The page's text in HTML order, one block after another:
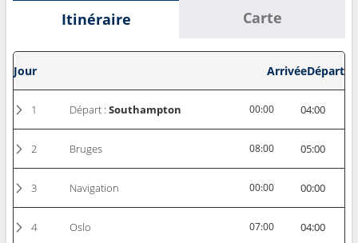
Itinéraire Carte
Jour ArrivéeDépart
1 Départ :Southampton 00:00 04:00
2 Bruges 08:00 05:00
3 Navigation 00:00 00:00
4 Oslo 07:00 04:00